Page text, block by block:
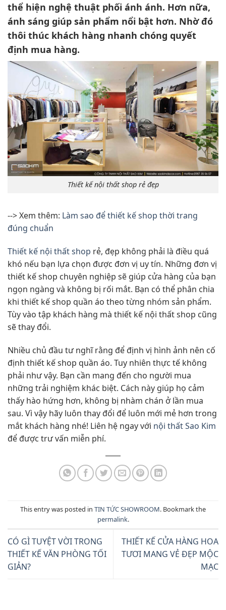
thể hiện nghệ thuật phối ánh ánh. Hơn nữa,
ánh sáng giúp sản phẩm nổi bật hơn. Nhờ đó
thôi thúc khách hàng nhanh chóng quyết
định mua hàng.
Thiết kế nội thất shop rẻ đẹp
--> Xem thêm: Làm sao để thiết kế shop thời trang
đúng chuẩn
Thiết kế nội thất shop rẻ, đẹp không phải là điều quá
khó nếu bạn lựa chọn được đơn vị uy tín. Những đơn vị
thiết kế shop chuyên nghiệp sẽ giúp cửa hàng của bạn
ngọn ngàng và không bị rối mắt. Bạn có thể phân chia
khi thiết kế shop quần áo theo từng nhóm sản phẩm.
Tùy vào tập khách hàng mà thiết kế nội thất shop cũng
sẽ thay đổi.
Nhiều chủ đầu tư nghĩ rằng để định vị hình ảnh nên cố
định thiết kế shop quần áo. Tuy nhiên thực tế không
phải như vậy. Bạn cần mang đến cho người mua
những trải nghiệm khác biệt. Cách này giúp họ cảm
thấy hào hứng hơn, không bị nhàm chán ở lần mua
sau. Vì vậy hãy luôn thay đổi để luôn mới mẻ hơn trong
mắt khách hàng nhé! Liên hệ ngay với nội thất Sao Kim
để được trư vấn miễn phí.
This entry was posted in TIN TỨC SHOWROOM. Bookmark the
permalink.
CÓ GÌ TUYỆT VỜI TRONG
THIẾT KẾ VĂN PHÒNG TỐI
GIẢN?
THIẾT KẾ CỬA HÀNG HOA
TƯƠI MANG VẺ ĐẸP MỘC
MẠC